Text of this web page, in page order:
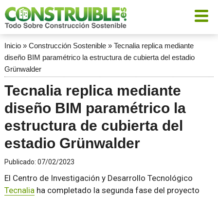
Inicio» Construcción Sostenible» Tecnalia replica mediante
diseño BIM paramétrico la estructura de cubierta del estadio
Grünwalder
Tecnalia replica mediante
diseño BIM paramétrico la
estructura de cubierta del
estadio Grünwalder
Publicado: 07/02/2023
El Centro de Investigación y Desarrollo Tecnológico
Tecnaliaha completado la segunda fase del proyecto